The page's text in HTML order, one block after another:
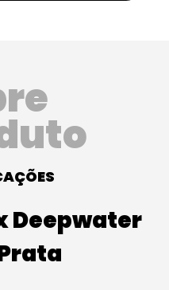
Deepwater